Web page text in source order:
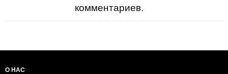
комментариев.
О НАС